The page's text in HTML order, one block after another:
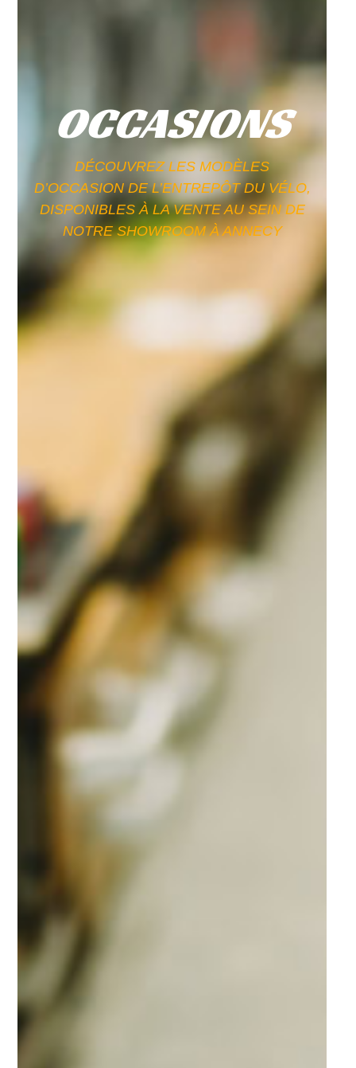
OCCASIONS​
DÉCOUVREZ LES MODÈLES
D’OCCASION DE L’ENTREPÔT DU VÉLO,
DISPONIBLES À LA VENTE AU SEIN DE
NOTRE SHOWROOM À ANNECY